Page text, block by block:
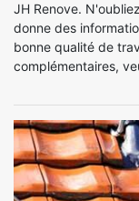
JH Renove.
donne des
bonne qualité de
complémentaires,